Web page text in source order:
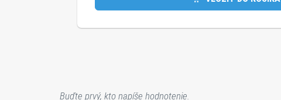
Buďte prvý, kto napíše hodnotenie.